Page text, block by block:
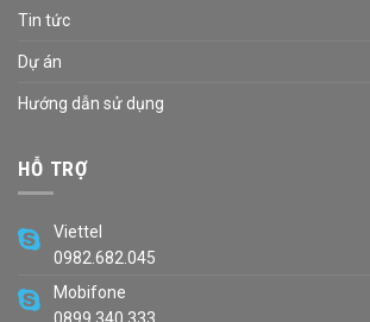
Tin tức
Dự án
Hướng dẫn sử dụng
HỖ TRỢ
Viettel
0982.682.045
Mobifone
0899.340.333